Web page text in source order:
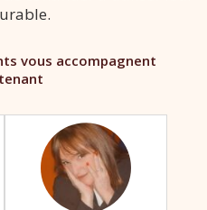
vous accompagnent